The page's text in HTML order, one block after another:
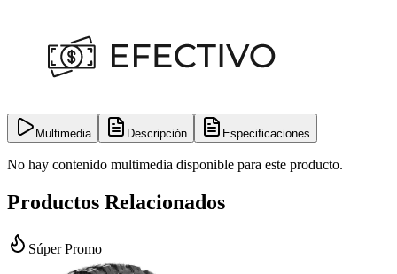
Multimedia Descripción Especificaciones
No hay contenido multimedia disponible para este producto.
Productos Relacionados
Súper Promo